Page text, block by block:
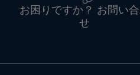
お困りですか？ お問い
せ